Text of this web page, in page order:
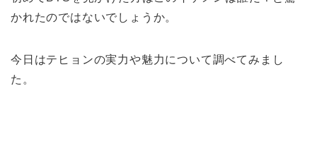
かれたのではないでしょうか。
今日はテヒョンの実力や魅力について調べてみまし
た。